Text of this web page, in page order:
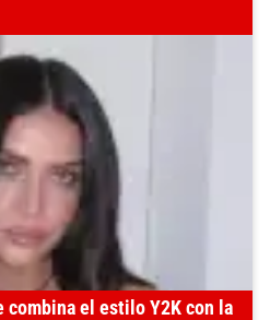
combina el estilo Y2K con la